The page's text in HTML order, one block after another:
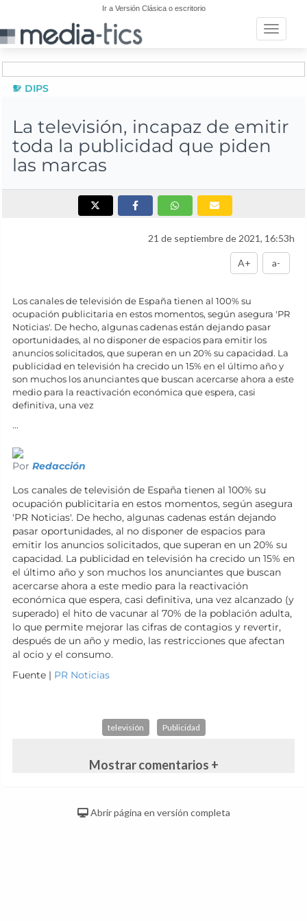
Ir a Versión Clásica o escritorio
Toggle
DIPS
La televisión, incapaz de emitir
toda la publicidad que piden
las marcas
21 de septiembre de 2021, 16:53h
A+ a-
Los canales de televisión de España tienen al 100% su
ocupación publicitaria en estos momentos, según asegura 'PR
Noticias'. De hecho, algunas cadenas están dejando pasar
oportunidades, al no disponer de espacios para emitir los
anuncios solicitados, que superan en un 20% su capacidad. La
publicidad en televisión ha crecido un 15% en el último año y
son muchos los anunciantes que buscan acercarse ahora a este
medio para la reactivación económica que espera, casi
definitiva, una vez
...
Por Redacción
Los canales de televisión de España tienen al 100% su
ocupación publicitaria en estos momentos, según asegura
'PR Noticias'. De hecho, algunas cadenas están dejando
pasar oportunidades, al no disponer de espacios para
emitir los anuncios solicitados, que superan en un 20% su
capacidad. La publicidad en televisión ha crecido un 15% en
el último año y son muchos los anunciantes que buscan
acercarse ahora a este medio para la reactivación
económica que espera, casi definitiva, una vez alcanzado (y
superado) el hito de vacunar al 70% de la población adulta,
lo que permite mejorar las cifras de contagios y revertir,
después de un año y medio, las restricciones que afectan
al ocio y el consumo.
Fuente | PR Noticias
televisión Publicidad
Mostrar comentarios +
Abrir página en versión completa